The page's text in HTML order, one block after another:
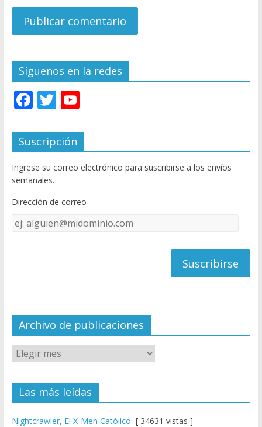
Síguenos en la redes
F
e
b
o
o
k
T
itt
er
Y
u
T
u
e
C
el
Suscripción
Ingrese su correo electrónico para suscribirse a los envíos
semanales.
Dirección de correo
Dirección
de
Archivo de publicaciones
Las más leídas
Nightcrawler, El X-Men Católico [ 34631 vistas ]